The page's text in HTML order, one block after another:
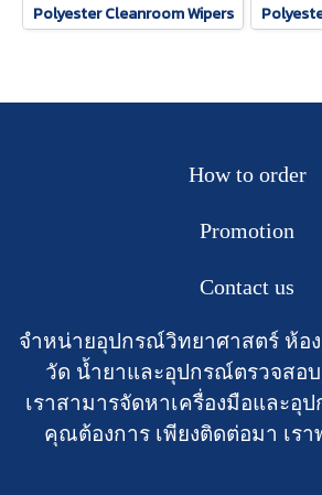
Polyester Cleanroom Wipers
How to order
Promotion
Contact us
จำหน่ายอุปกรณ์วิทยาศาสตร์ ห้อ
วัด น้ำยาและอุปกรณ์ตรวจสอ
เราสามารจัดหาเครื่องมือและอุ
คุณต้องการ เพียงติดต่อมา เร